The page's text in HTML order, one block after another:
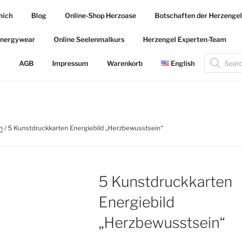
Blog Online-Shop Herzoase Botschaften der Herzengel
Online Seelenmalkurs Herzengel Experten-Team
AGB Impressum Warenkorb English
Products
search
/ 5 Kunstdruckkarten Energiebild „Herzbewusstsein“
5 Kunstdruckkarten
Energiebild
„Herzbewusstsein“